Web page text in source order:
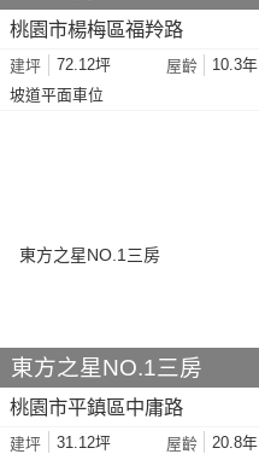
桃園市楊梅區福羚路
建坪 72.12坪 屋齡 10.3年
坡道平面車位
東方之星NO.1三房
桃園市平鎮區中庸路
建坪 31.12坪 屋齡 20.8年